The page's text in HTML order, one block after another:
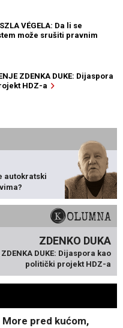
VÉGELA: Da li se
može srušiti pravnim
ZDENKA DUKE: Dijaspora
HDZ-a
autokratski
KOLUMNA
ZDENKO DUKA
ZDENKA DUKE: Dijaspora kao
politički projekt HDZ-a
More pred kućom,